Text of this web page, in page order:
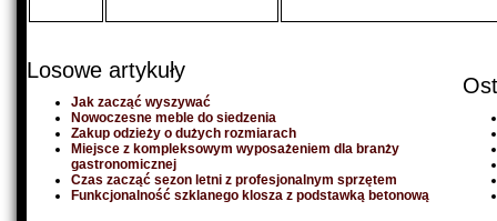
Losowe artykuły
Jak zacząć wyszywać
Nowoczesne meble do siedzenia
Zakup odzieży o dużych rozmiarach
Miejsce z kompleksowym wyposażeniem dla branży
gastronomicznej
Czas zacząć sezon letni z profesjonalnym sprzętem
Funkcjonalność szklanego klosza z podstawką betonową